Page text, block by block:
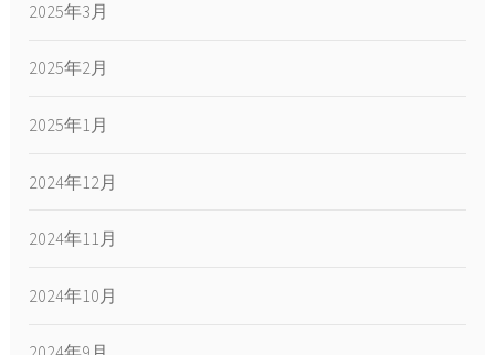
2025年3月
2025年2月
2025年1月
2024年12月
2024年11月
2024年10月